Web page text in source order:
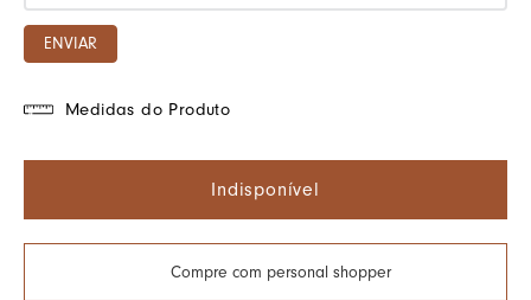
ENVIAR
Medidas do Produto
Indisponível
Compre com personal shopper